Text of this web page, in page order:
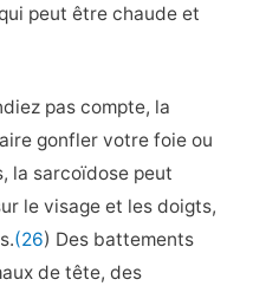
peut être chaude et
pas compte, la
gonfler votre foie ou
la sarcoïdose peut
le visage et les doigts,
(26) Des battements
de tête, des